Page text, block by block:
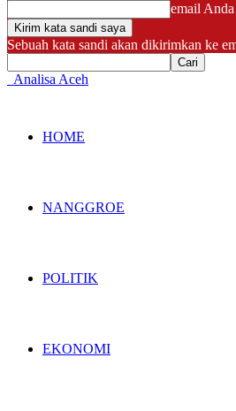
email Anda
Sebuah kata sandi akan dikirimkan ke
Analisa Aceh
HOME
NANGGROE
POLITIK
EKONOMI